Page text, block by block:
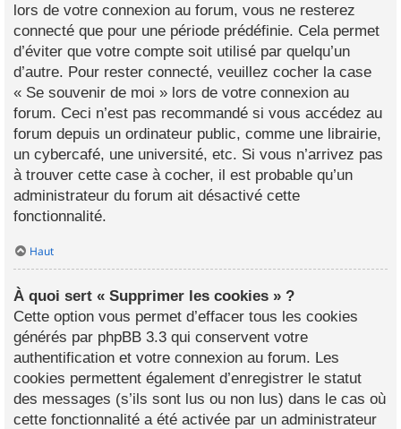
lors de votre connexion au forum, vous ne resterez
connecté que pour une période prédéfinie. Cela permet
d’éviter que votre compte soit utilisé par quelqu’un
d’autre. Pour rester connecté, veuillez cocher la case
« Se souvenir de moi » lors de votre connexion au
forum. Ceci n’est pas recommandé si vous accédez au
forum depuis un ordinateur public, comme une librairie,
un cybercafé, une université, etc. Si vous n’arrivez pas
à trouver cette case à cocher, il est probable qu’un
administrateur du forum ait désactivé cette
fonctionnalité.
Haut
À quoi sert « Supprimer les cookies » ?
Cette option vous permet d’effacer tous les cookies
générés par phpBB 3.3 qui conservent votre
authentification et votre connexion au forum. Les
cookies permettent également d’enregistrer le statut
des messages (s’ils sont lus ou non lus) dans le cas où
cette fonctionnalité a été activée par un administrateur